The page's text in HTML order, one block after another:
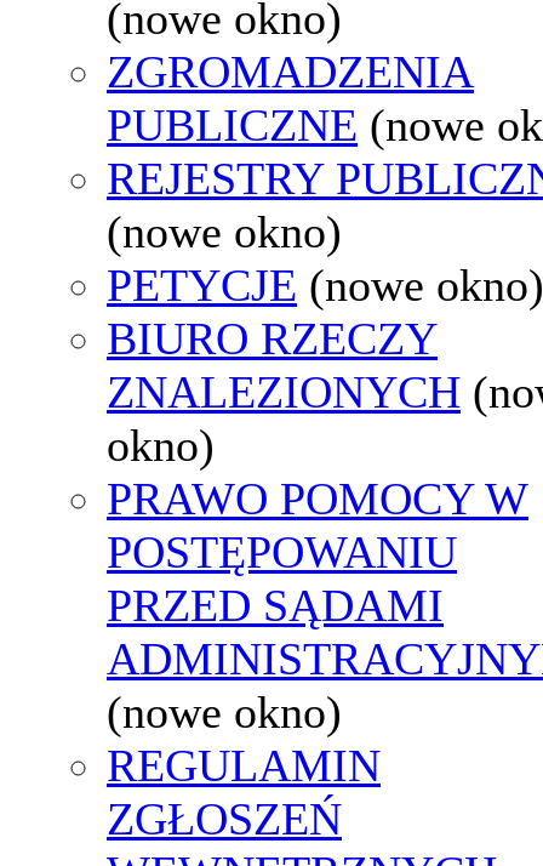
(nowe okno)
ZGROMADZENIA
PUBLICZNE (nowe
REJESTRY
(nowe okno)
PETYCJE (nowe okno)
BIURO RZECZY
ZNALEZIONYCH
okno)
PRAWO POMOCY W
POSTĘPOWANIU
PRZED SĄDAMI
(nowe okno)
REGULAMIN
ZGŁOSZEŃ